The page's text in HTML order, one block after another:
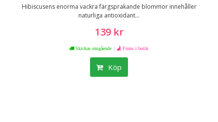
Hibiscusens enorma vackra färgsprakande blommor innehåller
naturliga antioxidant...
139 kr
Skickas omgående | Finns i butik
Köp